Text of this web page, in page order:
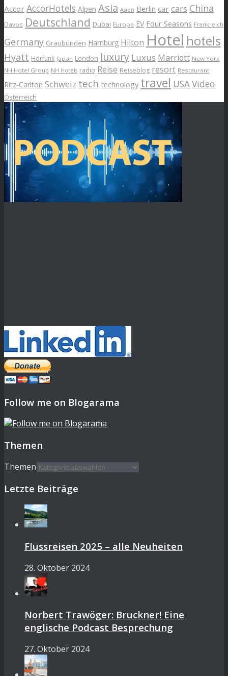
Accor AccorHotels Alpen Asia Asien Berlin car cars China
Davos Deutschland Dubai Europa EV Four Seasons Frankreich
Germany Graubünden Hamburg Hilton Hotel hotels
Hyatt Hörfunk Japan London luxury Luxus Marriott New York
NH Hotel Group NH Hotels radio Reise Reiseblog resort Restaurant
Ritz-Carlton Schweiz tech technology travel USAVideo
Österreich
Follow me on Blogarama
Themen
Themen
Letzte Beiträge
Flussreisen 2025 – alle Neuheiten
28. Oktober 2024
Norbert Trawöger: Bruckner! Eine
englische Podcast Besprechung
27. Oktober 2024